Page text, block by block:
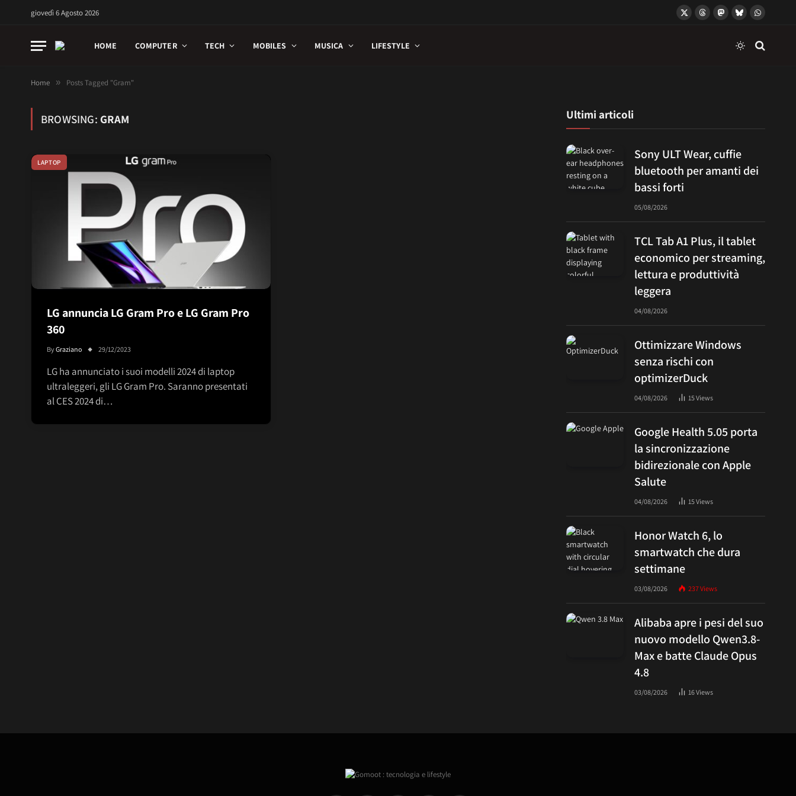
giovedì 6 Agosto 2026
X
ThreadsMastodon
BlueskyWhatsApp
HOME COMPUTER TECH MOBILES MUSICA LIFESTYLE
Home » Posts Tagged "Gram"
BROWSING: GRAM
LAPTOP
LG annuncia LG Gram Pro e LG Gram Pro
360
ByGraziano 29/12/2023
LG ha annunciato i suoi modelli 2024 di laptop
ultraleggeri, gli LG Gram Pro. Saranno presentati
al CES 2024 di…
Ultimi articoli
Sony ULT Wear, cuffie
bluetooth per amanti dei
bassi forti
05/08/2026
TCL Tab A1 Plus, il tablet
economico per streaming,
lettura e produttività
leggera
04/08/2026
Ottimizzare Windows
senza rischi con
optimizerDuck
04/08/2026 15Views
Google Health 5.05 porta
la sincronizzazione
bidirezionale con Apple
Salute
04/08/2026 15Views
Honor Watch 6, lo
smartwatch che dura
settimane
03/08/2026 237Views
Alibaba apre i pesi del suo
nuovo modello Qwen3.8-
Max e batte Claude Opus
4.8
03/08/2026 16Views